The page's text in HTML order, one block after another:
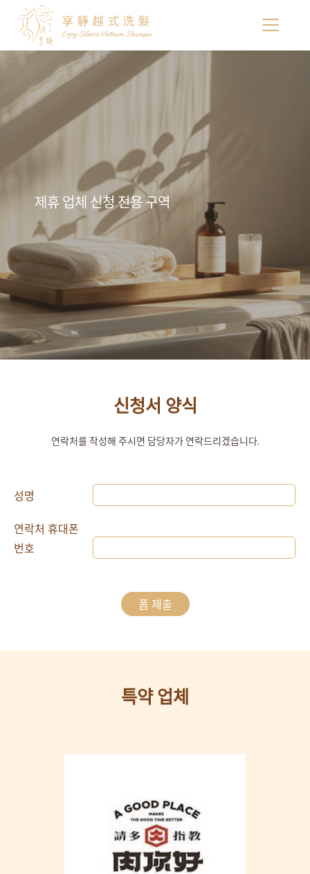
제휴 업체 신청 전용 구역
신청서 양식
연락처를 작성해 주시면 담당자가 연락드리겠습니다.
성명
연락처 휴대폰
번호
폼 제출
특약 업체